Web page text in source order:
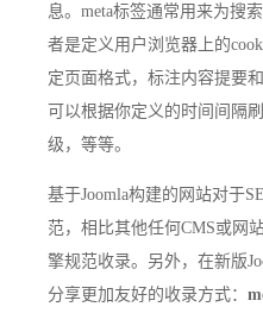
息。meta标签通常用来为搜
者是定义用户浏览器上的
定页面格式，标注内容提要
可以根据你定义的时间间隔
级，等等。
基于Joomla构建的网站对于
范，相比其他任何CMS或网
擎规范收录。另外，在新版
分享更加友好的收录方式：